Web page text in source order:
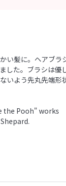
い髪に。ヘアブラ
した。ブラシは優
いよう先丸先端形
the Pooh" works